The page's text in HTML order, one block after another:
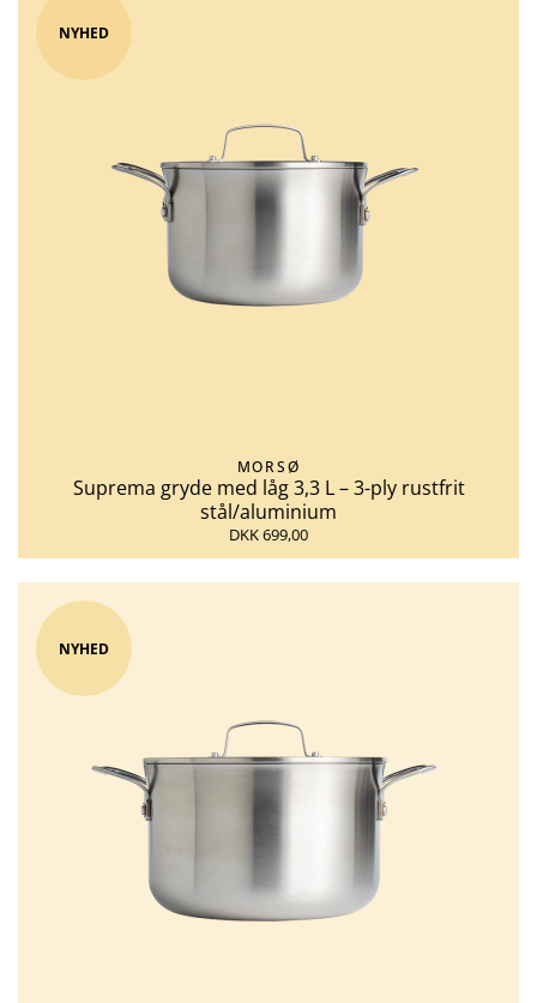
NYHED
MORSØ
Suprema gryde med låg 3,3 L – 3-ply rustfrit
stål/aluminium
DKK 699,00
NYHED